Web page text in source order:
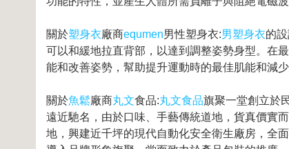
關於塑身衣廠商equmen男性塑身衣:男塑身衣的
可以和緩地拉直背部，以達到調整姿勢身型。在
能和改善姿勢，幫助提升運動時的最佳肌能和減少
關於魚鬆廠商丸文食品:丸文食品旗聚一堂創立於
遠近馳名，由於口味、手藝傳統道地，貨真價實
地，興建近千坪的現代自動化安全衛生廠房，全